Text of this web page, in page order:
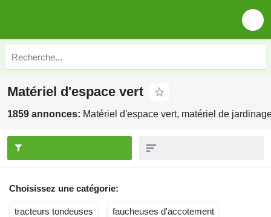
Matériel d'espace vert
1859 annonces: Matériel d'espace vert, matériel de
Choisissez une catégorie:
tracteurs tondeuses faucheuses d'accotement